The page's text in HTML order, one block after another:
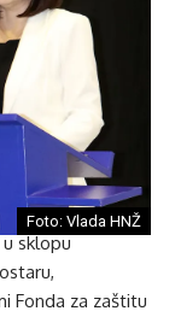
Foto: Vlada HNŽ
u sklopu
Fonda za zaštitu